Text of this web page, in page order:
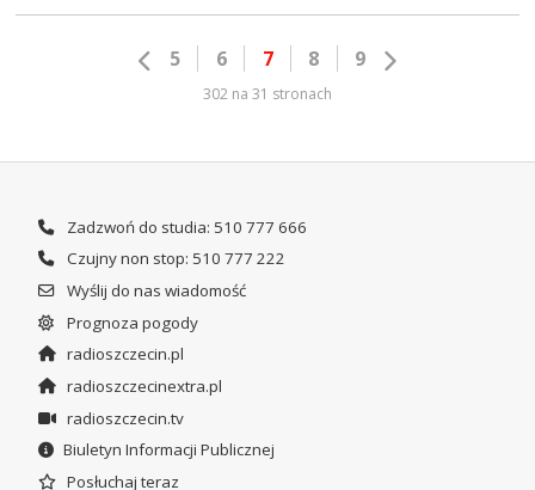
5 6 7 8 9
302 na 31 stronach
Zadzwoń do studia: 510 777 666
Czujny non stop: 510 777 222
Wyślij do nas wiadomość
Prognoza pogody
radioszczecin.pl
radioszczecinextra.pl
radioszczecin.tv
Biuletyn Informacji Publicznej
Posłuchaj teraz